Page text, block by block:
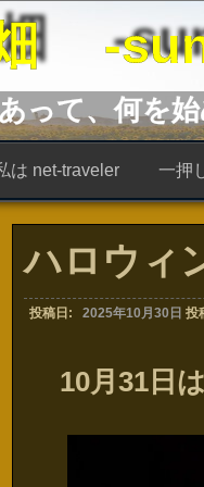
-
って、何を
は net-traveler 一押
ハロウィ
投稿日: 2025年10月30日 投
10月31日